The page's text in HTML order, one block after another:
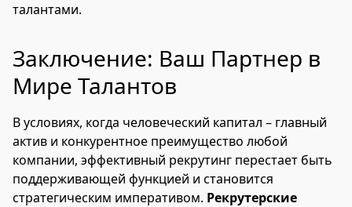
талантами.
Заключение: Ваш Партнер в
Мире Талантов
В условиях, когда человеческий капитал – главный
актив и конкурентное преимущество любой
компании, эффективный рекрутинг перестает быть
поддерживающей функцией и становится
стратегическим императивом. Рекрутерские